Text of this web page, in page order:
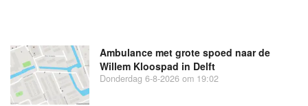
Ambulance met grote spoed naar de
Willem Kloospad in Delft
Donderdag 6-8-2026 om 19:02